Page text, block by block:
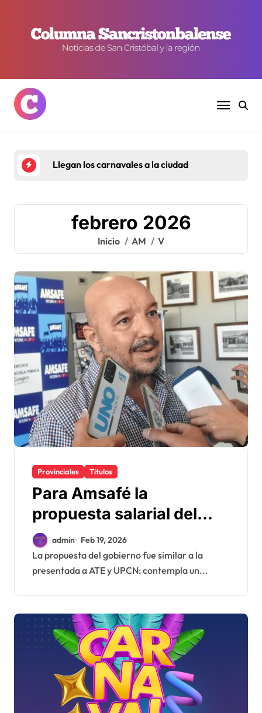
contenido
Llegan los carnavales a la ciudad
febrero 2026
Inicio AM V
Provinciales Titulos
Para Amsafé la
propuesta salarial del
gobierno «queda corta»
y el viernes define si la
acepta o rechaza
admin Feb 19, 2026
La propuesta del gobierno fue similar a la
presentada a ATE y UPCN: contempla un...